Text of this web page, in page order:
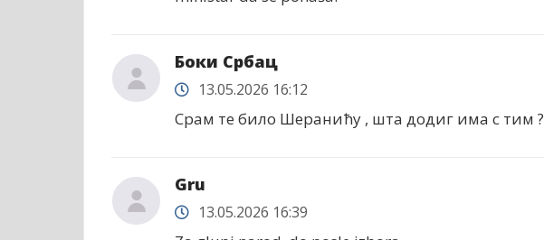
Боки Србац
13.05.2026 16:12
Срам те било Шеранићу , шта додиг има с тим ?
Gru
13.05.2026 16:39